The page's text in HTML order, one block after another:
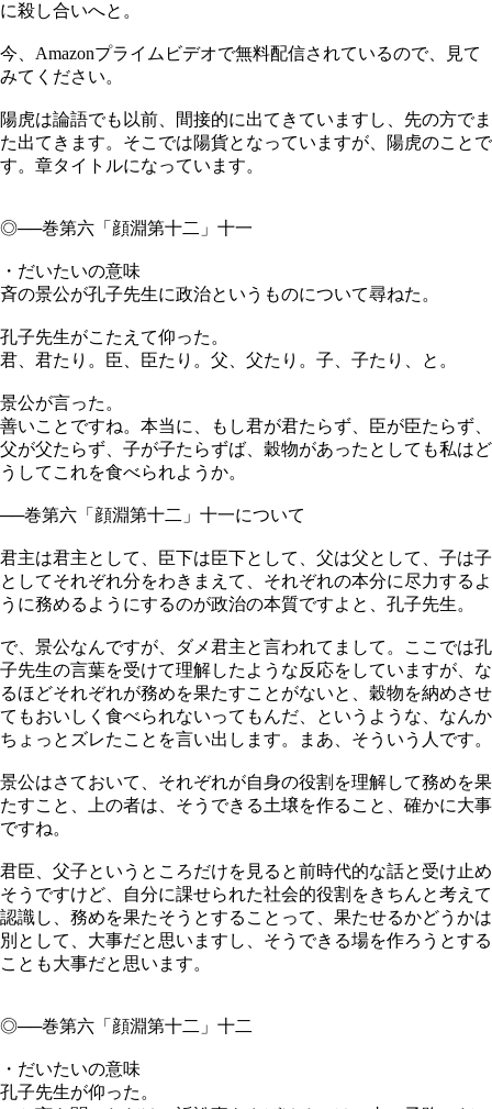
に殺し合いへと。
今、Amazonプライムビデオで無料配信されているので、見て
みてください。
陽虎は論語でも以前、間接的に出てきていますし、先の方でま
た出てきます。そこでは陽貨となっていますが、陽虎のことで
す。章タイトルになっています。
◎──巻第六「顔淵第十二」十一
・だいたいの意味
斉の景公が孔子先生に政治というものについて尋ねた。
孔子先生がこたえて仰った。
君、君たり。臣、臣たり。父、父たり。子、子たり、と。
景公が言った。
善いことですね。本当に、もし君が君たらず、臣が臣たらず、
父が父たらず、子が子たらずば、穀物があったとしても私はど
うしてこれを食べられようか。
──巻第六「顔淵第十二」十一について
君主は君主として、臣下は臣下として、父は父として、子は子
としてそれぞれ分をわきまえて、それぞれの本分に尽力するよ
うに務めるようにするのが政治の本質ですよと、孔子先生。
で、景公なんですが、ダメ君主と言われてまして。ここでは孔
子先生の言葉を受けて理解したような反応をしていますが、な
るほどそれぞれが務めを果たすことがないと、穀物を納めさせ
てもおいしく食べられないってもんだ、というような、なんか
ちょっとズレたことを言い出します。まあ、そういう人です。
景公はさておいて、それぞれが自身の役割を理解して務めを果
たすこと、上の者は、そうできる土壌を作ること、確かに大事
ですね。
君臣、父子というところだけを見ると前時代的な話と受け止め
そうですけど、自分に課せられた社会的役割をきちんと考えて
認識し、務めを果たそうとすることって、果たせるかどうかは
別として、大事だと思いますし、そうできる場を作ろうとする
ことも大事だと思います。
◎──巻第六「顔淵第十二」十二
・だいたいの意味
孔子先生が仰った。